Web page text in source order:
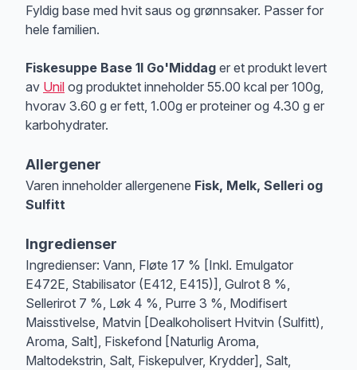
Produktbeskrivelse
Fyldig base med hvit saus og grønnsaker. Passer for
hele familien.
Fiskesuppe Base 1l Go'Middag er et produkt levert
av Unil og produktet inneholder 55.00 kcal per 100g,
hvorav 3.60 g er fett, 1.00g er proteiner og 4.30 g er
karbohydrater.
Allergener
Varen inneholder allergenene Fisk, Melk, Selleri og
Sulfitt
Ingredienser
Ingredienser: Vann, Fløte 17 % [Inkl. Emulgator
E472E, Stabilisator (E412, E415)], Gulrot 8 %,
Sellerirot 7 %, Løk 4 %, Purre 3 %, Modifisert
Maisstivelse, Matvin [Dealkoholisert Hvitvin (Sulfitt),
Aroma, Salt], Fiskefond [Naturlig Aroma,
Maltodekstrin, Salt, Fiskepulver, Krydder], Salt,